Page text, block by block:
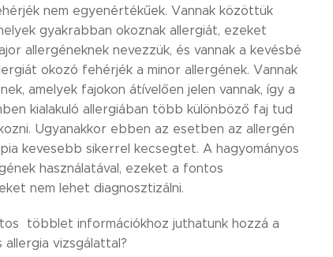
nem egyenértékűek. Vannak közöttük
gyakrabban okoznak allergiát, ezeket
allergéneknek nevezzük, és vannak a kevésbé
okozó fehérjék a minor allergének. Vannak
amelyek fajokon átívelően jelen vannak, így a
kialakuló allergiában több különböző faj tud
Ugyanakkor ebben az esetben az allergén
kevesebb sikerrel kecsegtet. A hagyományos
használatával, ezeket a fontos
nem lehet diagnosztizálni.
többlet információkhoz juthatunk hozzá a
allergia vizsgálattal?